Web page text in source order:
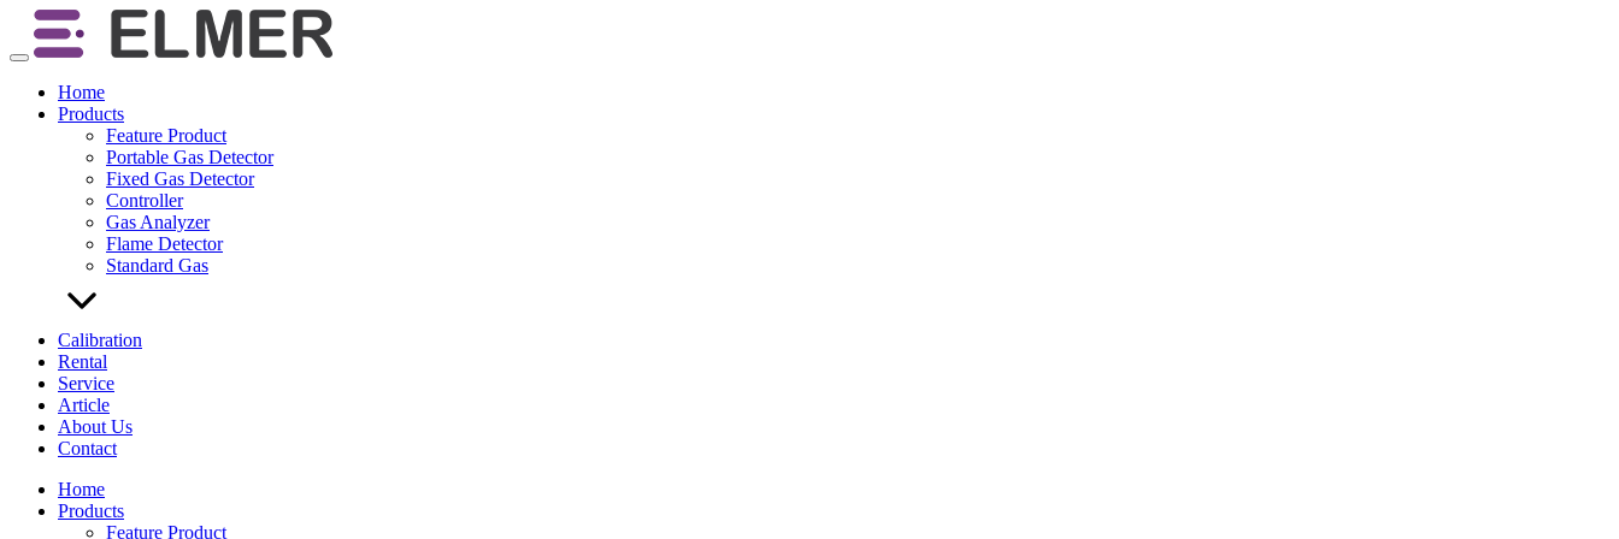
Skip
content
Home
Products
Feature Product
Portable Gas Detector
Fixed Gas Detector
Controller
Gas Analyzer
Flame Detector
Standard Gas
Calibration
Rental
Service
Article
About Us
Contact
Home
Products
Feature Product